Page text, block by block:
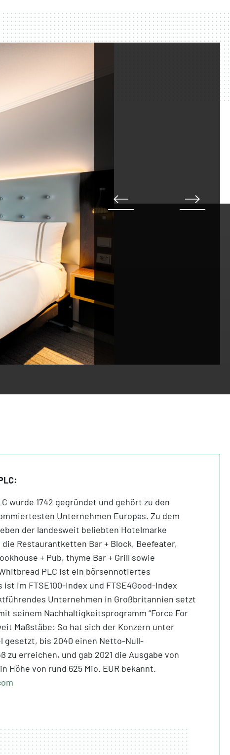
wurde 1742 gegründet und gehört zu den
Unternehmen Europas. Zu dem
der landesweit beliebten Hotelmarke
Restaurantketten Bar + Block, Beefeater,
+ Pub, thyme Bar + Grill sowie
PLC ist ein börsennotiertes
im FTSE100-Index und FTSE4Good-Index
Unternehmen in Großbritannien setzt
seinem Nachhaltigkeitsprogramm “Force For
Maßstäbe: So hat sich der Konzern unter
gesetzt, bis 2040 einen Netto-Null-
zu erreichen, und gab 2021 die Ausgabe von
Höhe von rund 625 Mio. EUR bekannt.